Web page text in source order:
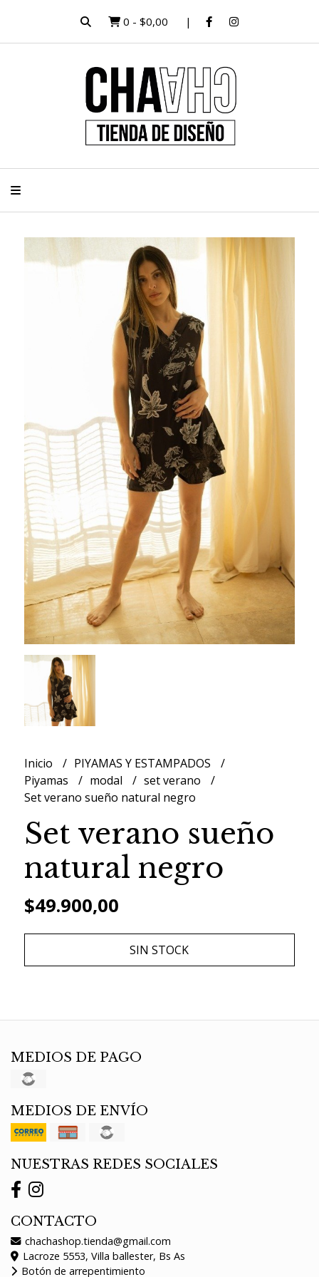
0 - $0,00
Inicio
PIYAMAS Y ESTAMPADOS
Piyamas
modal
set verano
Set verano sueño natural negro
Set verano sueño
natural negro
$49.900,00
SIN STOCK
MEDIOS DE PAGO
MEDIOS DE ENVÍO
NUESTRAS REDES SOCIALES
CONTACTO
chachashop.tienda@gmail.com
Lacroze 5553, Villa ballester, Bs As
Botón de arrepentimiento